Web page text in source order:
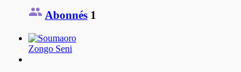
Abonnés 1
Zongo Seni